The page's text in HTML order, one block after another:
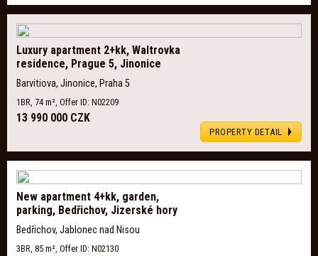
Luxury apartment 2+kk, Waltrovka
residence, Prague 5, Jinonice
Barvitiova, Jinonice, Praha 5
1BR, 74 m², Offer ID: N02209
13 990 000 CZK
PROPERTY DETAIL
New apartment 4+kk, garden,
parking, Bedřichov, Jizerské hory
Bedřichov, Jablonec nad Nisou
3BR, 85 m², Offer ID: N02130